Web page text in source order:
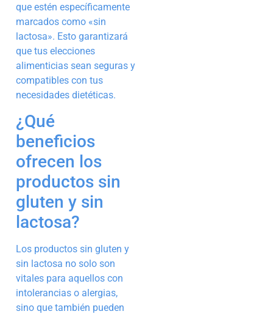
que estén específicamente
marcados como «sin
lactosa». Esto garantizará
que tus elecciones
alimenticias sean seguras y
compatibles con tus
necesidades dietéticas.
¿Qué
beneficios
ofrecen los
productos sin
gluten y sin
lactosa?
Los productos sin gluten y
sin lactosa no solo son
vitales para aquellos con
intolerancias o alergias,
sino que también pueden